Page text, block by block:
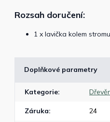
Rozsah doručení:
1 x lavička kolem stromu
Doplňkové parametry
Kategorie:
Záruka: 24